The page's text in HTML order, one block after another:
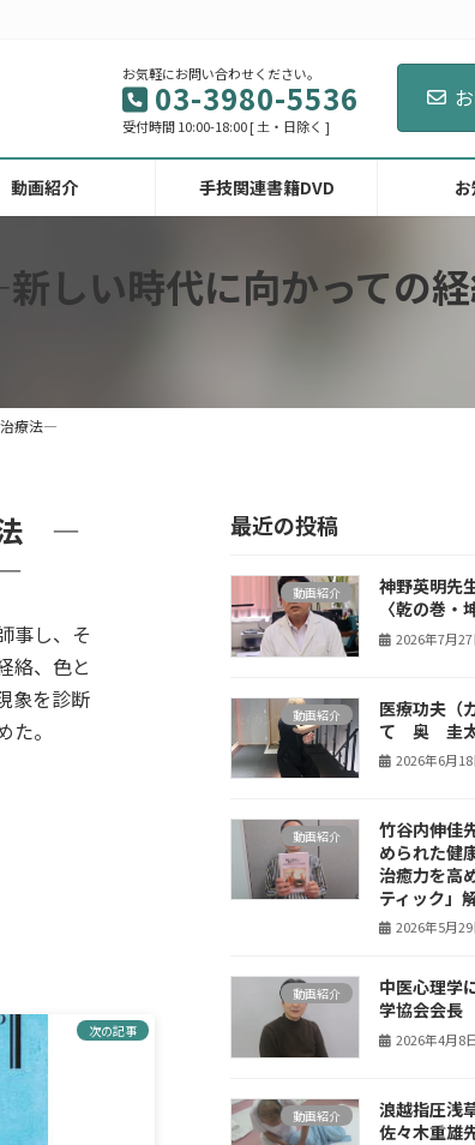
お気軽にお問い合わせください。
03-3980-5536
受付時間 10:00-18:00 [ 土・日除く ]
動画紹介 手技関連書籍DVD
しい時代に向かっての
療法―
法 ―
事し、そ
絡、色と
象を診断
。
次の記事
最近の投稿
動画紹介
神野英明先
〈乾の巻・
2026年7月27
動画紹介
医療功夫（
て 奥 圭
2026年6月18
動画紹介
竹谷内伸佳
められた健
治癒力を高
ティック」
2026年5月29
動画紹介
中医心理学
学協会会長
2026年4月8
動画紹介
浪越指圧浅
佐々木重雄